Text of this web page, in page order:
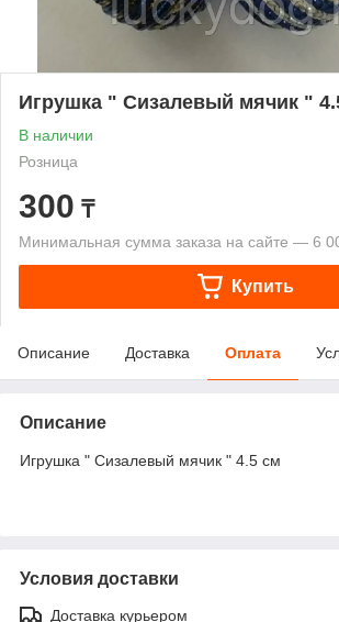
Игрушка " Сизалевый мячик "
В наличии
Розница
300 ₸
Минимальная сумма заказа на сайте — 6
Купить
Описание Доставка Оплата
Описание
Игрушка " Сизалевый мячик " 4.5 см
Условия доставки
Доставка курьером